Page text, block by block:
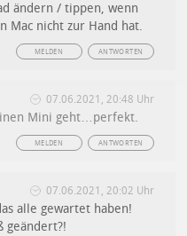
ändern / tippen, wenn
Mac nicht zur Hand hat.
ANTWORTEN
MELDEN
07.06.2021, 20:48 Uhr
Mini geht…perfekt.
ANTWORTEN
MELDEN
07.06.2021, 20:02 Uhr
alle gewartet haben!
geändert?!